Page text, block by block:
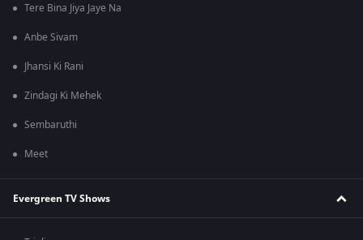
Tere Bina Jiya Jaye Na
Anbe Sivam
Jhansi Ki Rani
Zindagi Ki Mehek
Sembaruthi
Meet
Evergreen TV Shows